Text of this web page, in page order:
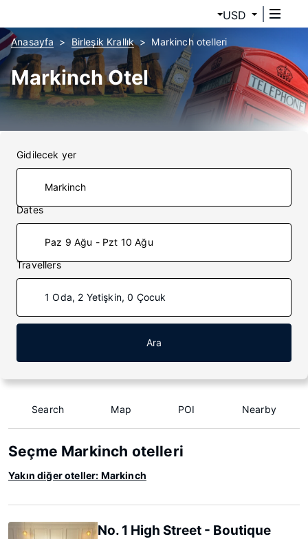
USD
Anasayfa Birleşik Krallık Markinch otelleri
Markinch Otel
Gidilecek yer
Dates
Paz 9 Ağu - Pzt 10 Ağu
Travellers
1 Oda, 2 Yetişkin, 0 Çocuk
Ara
Search Map POI Nearby
Seçme Markinch otelleri
Yakın diğer oteller: Markinch
No. 1 High Street - Boutique